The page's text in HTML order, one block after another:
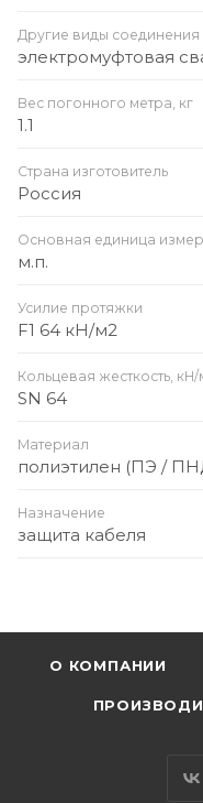
Другие виды соединения
электромуфтовая
Вес погонного метра, кг
1.1
Страна изготовитель
Россия
Основная единица
м.п.
Усилие протяжки
F1 64 кН/м2
Кольцевая жесткость, кН/
SN 64
Материал
полиэтилен (ПЭ /
Назначение
защита кабеля
О КОМПАНИИ